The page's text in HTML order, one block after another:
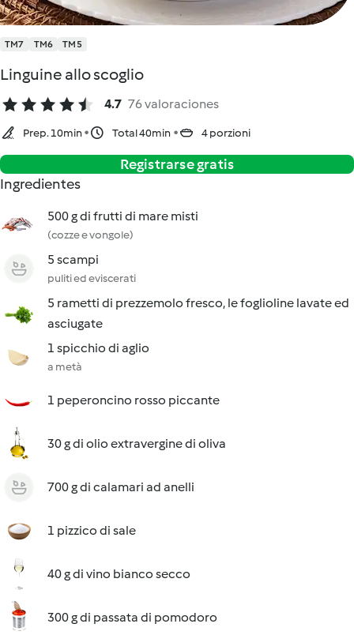
TM7 TM6 TM5
Linguine allo scoglio
4.7 76 valoraciones
Prep. 10min Total 40min 4 porzioni
Registrarse gratis
Ingredientes
500 g di frutti di mare misti
(cozze e vongole)
5 scampi
puliti ed eviscerati
5 rametti di prezzemolo fresco, le foglioline lavate ed
asciugate
1 spicchio di aglio
a metà
1 peperoncino rosso piccante
30 g di olio extravergine di oliva
700 g di calamari ad anelli
1 pizzico di sale
40 g di vino bianco secco
300 g di passata di pomodoro